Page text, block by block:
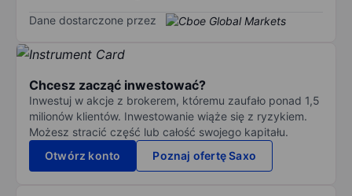
Dane dostarczone przez
Chcesz zacząć inwestować?
Inwestuj w akcje z brokerem, któremu zaufało ponad 1,5
milionów klientów. Inwestowanie wiąże się z ryzykiem.
Możesz stracić część lub całość swojego kapitału.
Otwórz konto
Poznaj ofertę Saxo